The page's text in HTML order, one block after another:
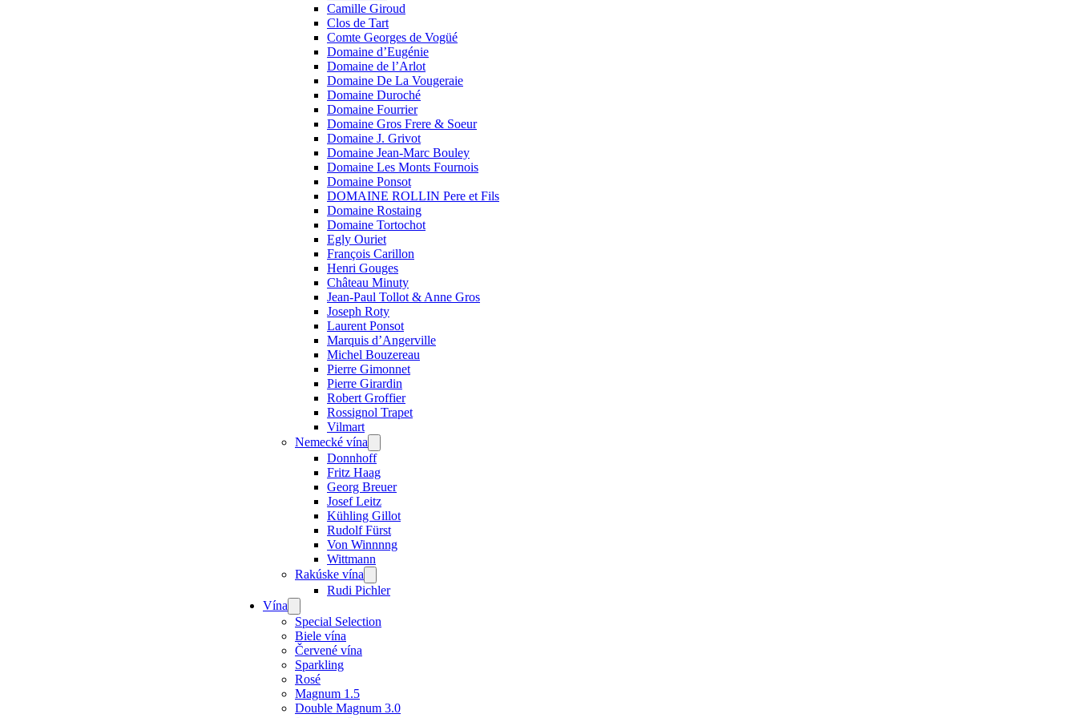
Camille Giroud
Clos de Tart
Comte Georges de Vogüé
Domaine d’Eugénie
Domaine de l’Arlot
Domaine De La Vougeraie
Domaine Duroché
Domaine Fourrier
Domaine Gros Frere & Soeur
Domaine J. Grivot
Domaine Jean-Marc Bouley
Domaine Les Monts Fournois
Domaine Ponsot
DOMAINE ROLLIN Pere et Fils
Domaine Rostaing
Domaine Tortochot
Egly Ouriet
François Carillon
Henri Gouges
Château Minuty
Jean-Paul Tollot & Anne Gros
Joseph Roty
Laurent Ponsot
Marquis d’Angerville
Michel Bouzereau
Pierre Gimonnet
Pierre Girardin
Robert Groffier
Rossignol Trapet
Vilmart
Nemecké vína
menu
Donnhoff
Fritz Haag
Georg Breuer
Josef Leitz
Kühling Gillot
Rudolf Fürst
Von Winnnng
Wittmann
Rakúske vína
menu
Rudi Pichler
Vína
menu
Special Selection
Biele vína
Červené vína
Sparkling
Rosé
Magnum 1.5
Double Magnum 3.0